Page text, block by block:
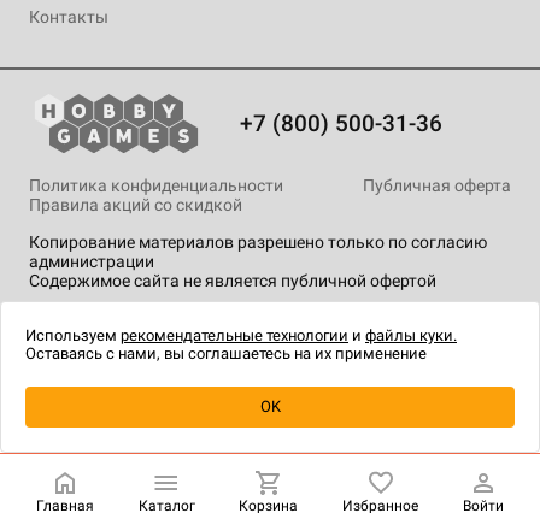
Уведомить о наличии
Контакты
+7 (800) 500-31-36
Копирование материалов разрешено только по согласию
администрации
Содержимое сайта не является публичной офертой
Политика конфиденциальности
Публичная оферта
Правила акций со скидкой
технологии.
Главная Каталог Корзина Избранное Войти
Используем рекомендательные технологии и файлы куки.
Оставаясь с нами, вы соглашаетесь на их применение
OK